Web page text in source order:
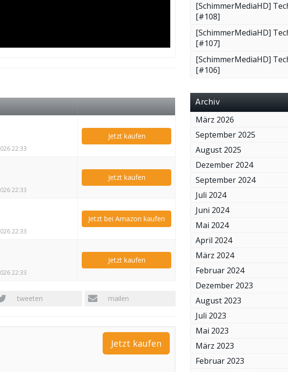
22:33
Jetzt kaufen
22:33
Jetzt kaufen
22:33
Jetzt bei Amazon kaufen
22:33
Jetzt kaufen
tweeten mailen
Jetzt kaufen
[SchimmerMediaHD]
[#108]
[SchimmerMediaHD]
[#107]
[SchimmerMediaHD]
[#106]
Archiv
März 2026
September 2025
August 2025
Dezember 2024
September 2024
Juli 2024
Juni 2024
Mai 2024
April 2024
März 2024
Februar 2024
Dezember 2023
August 2023
Juli 2023
Mai 2023
März 2023
Februar 2023